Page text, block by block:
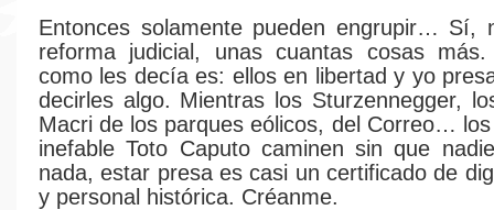
Entonces solamente pueden engrupir… Sí,
reforma judicial, unas cuantas cosas
como les decía es: ellos en libertad y yo
decirles algo. Mientras los Sturzennegger,
Macri de los parques eólicos, del Correo…
inefable Toto Caputo caminen sin que
nada, estar presa es casi un certificado de
y personal histórica. Créanme.